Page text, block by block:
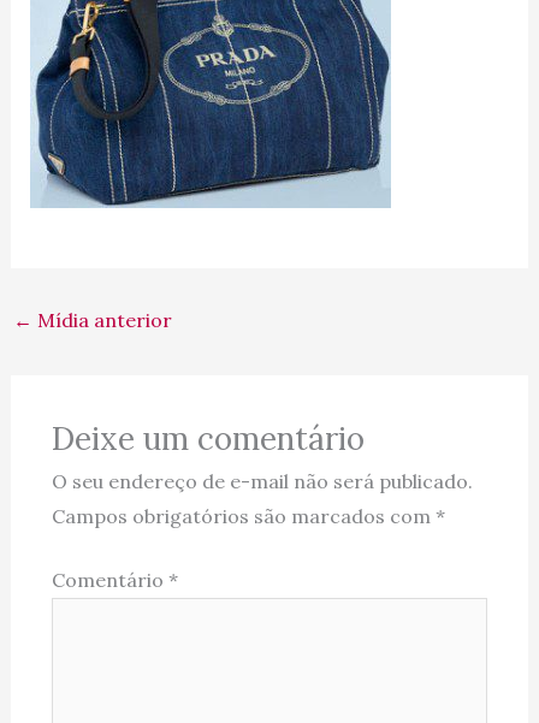
← Mídia anterior
Deixe um comentário
O seu endereço de e-mail não será publicado.
Campos obrigatórios são marcados com *
Comentário *